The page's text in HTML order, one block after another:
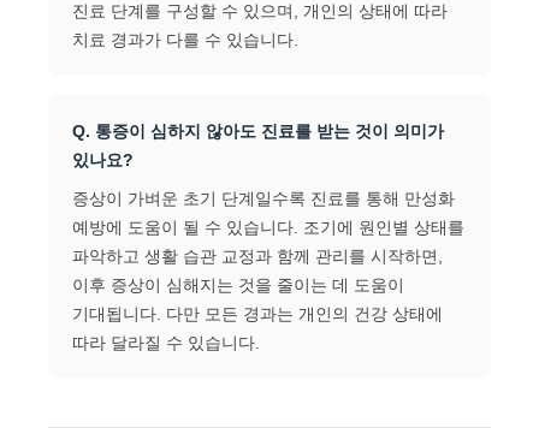
진료 단계를 구성할 수 있으며, 개인의 상태에 따라
치료 경과가 다를 수 있습니다.
Q. 통증이 심하지 않아도 진료를 받는 것이 의미가
있나요?
증상이 가벼운 초기 단계일수록 진료를 통해 만성화
예방에 도움이 될 수 있습니다. 조기에 원인별 상태를
파악하고 생활 습관 교정과 함께 관리를 시작하면,
이후 증상이 심해지는 것을 줄이는 데 도움이
기대됩니다. 다만 모든 경과는 개인의 건강 상태에
따라 달라질 수 있습니다.